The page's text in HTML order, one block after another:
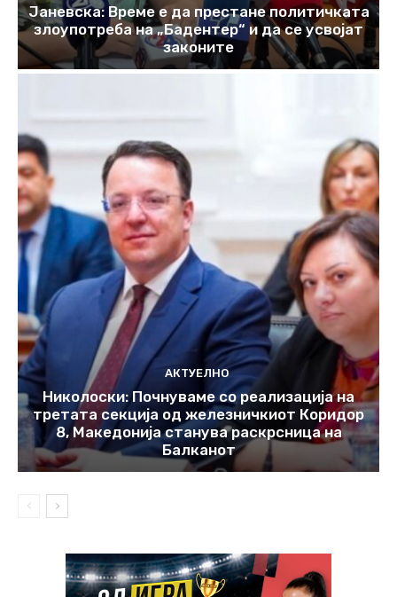
Јаневска: Време е да престане политичката
злоупотреба на „Бадентер“ и да се усвојат
законите
АКТУЕЛНО
Николоски: Почнуваме со реализација на
третата секција од железничкиот Коридор
8, Македонија станува раскрсница на
Балканот